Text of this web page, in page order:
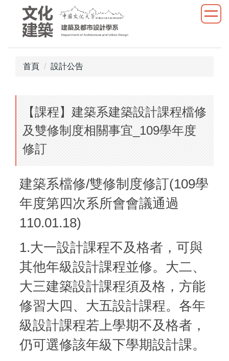
首頁 設計公告
【課程】建築系建築設計課程檔修
及雙修制度相關事宜_109學年度
修訂
建築系檔修/雙修制度修訂(109學
年度第四次系所會會議通過
110.01.18)
1.大一設計課程不及格者，可與
其他年級設計課程並修。大二、
大三建築設計課程須及格，方能
修習大四、大五設計課程。各年
級設計課程若上學期不及格者，
仍可選修該年級下學期設計課。